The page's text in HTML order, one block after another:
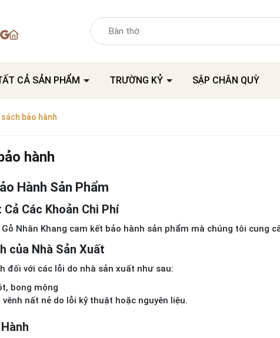
CẢ SẢN PHẨM TRƯỜNG KỶ SẬP CHÂN QUỲ
sách bảo hành
hành
Hành Sản Phẩm
Các Khoản Chi Phí
Nhân Khang cam kết bảo hành sản phẩm mà chúng tôi cung
của Nhà Sản Xuất
đối với các lỗi do nhà sản xuất như sau:
bong mộng
nất nẻ do lỗi kỹ thuật hoặc nguyên liệu.